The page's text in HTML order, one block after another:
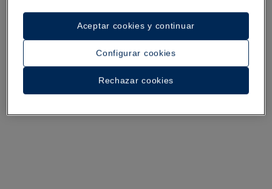
Configurar cookies
Rechazar cookies
Aceptar cookies y continuar